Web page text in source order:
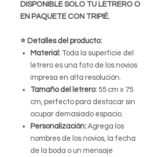
DISPONIBLE SOLO TU LETRERO O
EN PAQUETE CON TRIPIÉ.
⭐️ Detalles del producto:
Material: Toda la superficie del
letrero es una foto de los novios
impresa en alta resolución.
Tamaño del letrero: 55 cm x 75
cm, perfecto para destacar sin
ocupar demasiado espacio.
Personalización: Agrega los
nombres de los novios, la fecha
de la boda o un mensaje